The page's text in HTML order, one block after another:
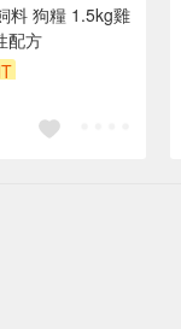
料 狗糧 1.5kg雞
配方